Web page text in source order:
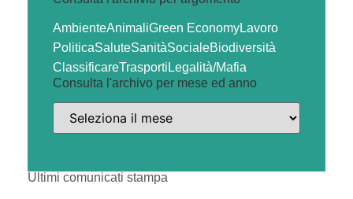
AmbienteAnimaliGreen EconomyLavoro
PoliticaSaluteSanitàSocialeBiodiversità
ClassificareTrasporti Legalità/Mafia
Consulta l'archivo per mese ed anno
Ultimi comunicati stampa